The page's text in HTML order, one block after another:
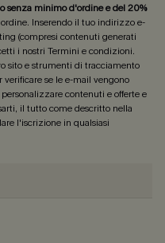
senza minimo d'ordine e del 20%
Inserendo il tuo indirizzo e-
(compresi contenuti generati
i nostri Termini e condizioni.
sito e strumenti di tracciamento
se le e-mail vengono
contenuti e offerte e
il tutto come descritto nella
l'iscrizione in qualsiasi